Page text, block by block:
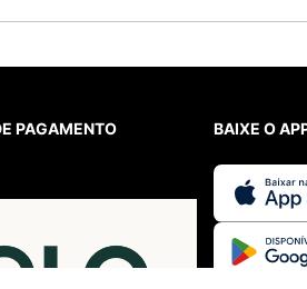
100%